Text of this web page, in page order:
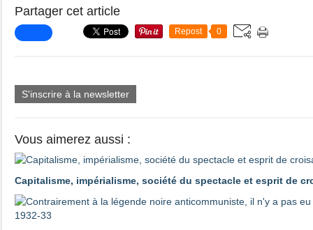
Partager cet article
Repost 0
S'inscrire à la newsletter
Vous aimerez aussi :
Capitalisme, impérialisme, société du spectacle et esprit de